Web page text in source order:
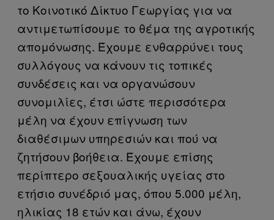
το Κοινοτικό Δίκτυο Γεωργίας για να
αντιμετωπίσουμε το θέμα της αγροτικής
απομόνωσης. Έχουμε ενθαρρύνει τους
συλλόγους να κάνουν τις τοπικές
συνδέσεις και να οργανώσουν
συνομιλίες, έτσι ώστε περισσότερα
μέλη να έχουν επίγνωση των
διαθέσιμων υπηρεσιών και πού να
ζητήσουν βοήθεια. Έχουμε επίσης
περίπτερο σεξουαλικής υγείας στο
ετήσιο συνέδριό μας, όπου 5.000 μέλη,
ηλικίας 18 ετών και άνω, έχουν